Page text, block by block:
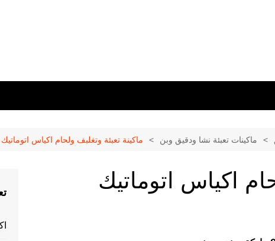
ماكينات تعبئة نشا ودقيق وبن ماكينة تعبئة وتغلبف ولحام اكياس اتوماتيك
اكياس اتوماتيك